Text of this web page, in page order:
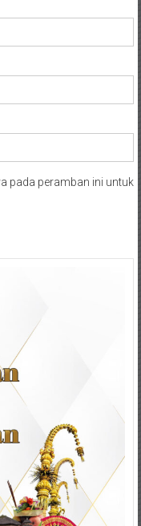
pada peramban ini untuk